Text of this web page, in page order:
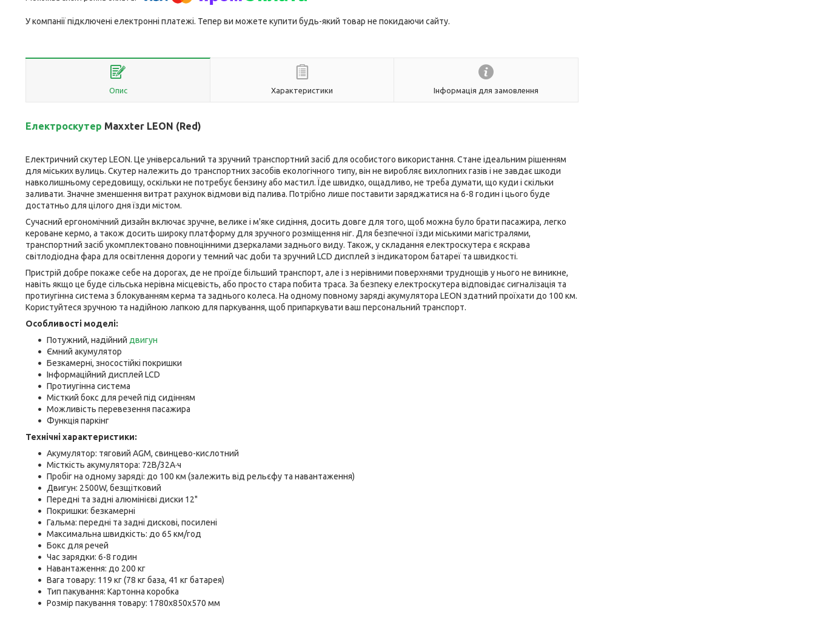
У компанії підключені електронні платежі. Тепер ви можете купити будь-який товар не покидаючи сайту.
Опис Характеристики Інформація для замовлення
Електроскутер Maxxter LEON (Red)
Електричний скутер LEON. Це універсальний та зручний транспортний засіб для особистого використання. Стане ідеальним рішенням
для міських вулиць. Скутер належить до транспортних засобів екологічного типу, він не виробляє вихлопних газів і не завдає шкоди
навколишньому середовищу, оскільки не потребує бензину або мастил. Їде швидко, ощадливо, не треба думати, що куди і скільки
заливати. Значне зменшення витрат рахунок відмови від палива. Потрібно лише поставити заряджатися на 6-8 годин і цього буде
достатньо для цілого дня їзди містом.
Сучасний ергономічний дизайн включає зручне, велике і м'яке сидіння, досить довге для того, щоб можна було брати пасажира, легко
кероване кермо, а також досить широку платформу для зручного розміщення ніг. Для безпечної їзди міськими магістралями,
транспортний засіб укомплектовано повноцінними дзеркалами заднього виду. Також, у складання електроскутера є яскрава
світлодіодна фара для освітлення дороги у темний час доби та зручний LCD дисплей з індикатором батареї та швидкості.
Пристрій добре покаже себе на дорогах, де не проїде більший транспорт, але і з нерівними поверхнями труднощів у нього не виникне,
навіть якщо це буде сільська нерівна місцевість, або просто стара побита траса. За безпеку електроскутера відповідає сигналізація та
протиугінна система з блокуванням керма та заднього колеса. На одному повному заряді акумулятора LEON здатний проїхати до 100 км.
Користуйтеся зручною та надійною лапкою для паркування, щоб припаркувати ваш персональний транспорт.
Особливості моделі:
Потужний, надійний двигун
Ємний акумулятор
Безкамерні, зносостійкі покришки
Інформаційний дисплей LCD
Протиугінна система
Місткий бокс для речей під сидінням
Можливість перевезення пасажира
Функція паркінг
Технічні характеристики:
Акумулятор: тяговий AGM, свинцево-кислотний
Місткість акумулятора: 72В/32А·ч
Пробіг на одному заряді: до 100 км (залежить від рельєфу та навантаження)
Двигун: 2500W, безщітковий
Передні та задні алюмінієві диски 12"
Покришки: безкамерні
Гальма: передні та задні дискові, посилені
Максимальна швидкість: до 65 км/год
Бокс для речей
Час зарядки: 6-8 годин
Навантаження: до 200 кг
Вага товару: 119 кг (78 кг база, 41 кг батарея)
Тип пакування: Картонна коробка
Розмір пакування товару: 1780х850х570 мм